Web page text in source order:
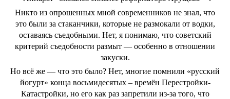
Никто из опрошенных мной современников не знал, что
это были за стаканчики, которые не размокали от водки,
оставаясь съедобными. Нет, я понимаю, что советский
критерий съедобности размыт — особенно в отношении
закуски.
Но всё же — что это было? Нет, многие помнили «русский
йогурт» конца восьмидесятых – времён Перестройки-
Катастройки, но его как раз запретили из-за того, что